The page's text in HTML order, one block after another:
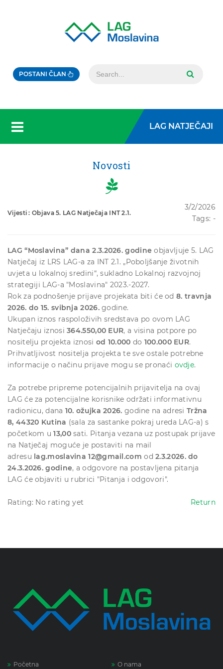
POSTANI ČLAN
LAG NATJEČAJI
Novosti
Vijesti : Objava 5. LAG Natječaja INT 2.1.
3/2/2026
Tags: -
LAG “Moslavina” dana 2.3.2026. godineobjavljuje 5. LAG
Natječaj iz LRS LAG-a za INT 2.1. „Poboljšanje životnih
uvjeta u lokalnoj sredini“, sukladno Lokalnoj razvojnoj
strategiji LAG-a "Moslavina" 2023.-2027.
Rok za podnošenje prijave projekata biti će od8. travnja
2026. do 15. svibnja 2026.godine.
Ukupan iznos raspoloživih sredstava po ovom LAG
Natječaju iznosi364.550,00 EUR, a visina potpore po
nositelju projekta iznosi od 10.000 do 100.000 EUR.
Prihvatljivost nositelja projekta te sve ostale potrebne
informacije o načinu prijave mogu se pronaći ovdje.
Za potrebe pripreme potencijalnih prijavitelja na ovaj
LAG će za potencijalne korisnike održati informativnu
radionicu, dana 10. ožujka 2026. godine na adresiTržna
8, 44320 Kutina (sala za sastanke pokraj ureda LAG-a) s
početkom u13,00sati. Pitanja vezana uz postupak prijave
na Natječaj moguće je postaviti na mail
adresu lag.moslavina 12@gmail.com od2.3.2026. do
24.3.2026. godine, a odgovore na postavljena pitanja
LAG će objaviti u rubrici "Pitanja i odgovori".
Rating: No rating yet Return
Početna O nama